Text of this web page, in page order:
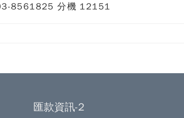
8561825 分機 12151
匯款資訊-2